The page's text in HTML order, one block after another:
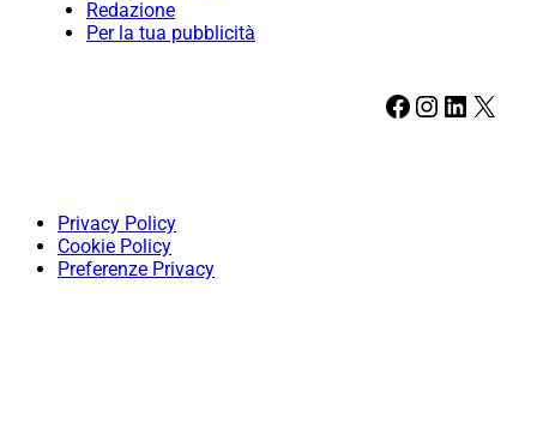
Redazione
Per la tua pubblicità
Facebook Instagram LinkedIn X
Privacy Policy
Cookie Policy
Preferenze Privacy